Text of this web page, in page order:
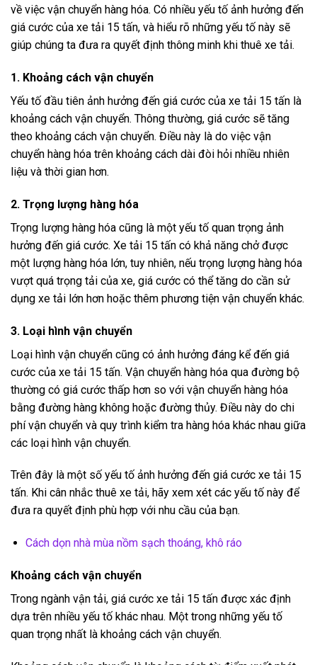
về việc vận chuyển hàng hóa. Có nhiều yếu tố ảnh hưởng đến
giá cước của xe tải 15 tấn, và hiểu rõ những yếu tố này sẽ
giúp chúng ta đưa ra quyết định thông minh khi thuê xe tải.
1. Khoảng cách vận chuyển
Yếu tố đầu tiên ảnh hưởng đến giá cước của xe tải 15 tấn là
khoảng cách vận chuyển. Thông thường, giá cước sẽ tăng
theo khoảng cách vận chuyển. Điều này là do việc vận
chuyển hàng hóa trên khoảng cách dài đòi hỏi nhiều nhiên
liệu và thời gian hơn.
2. Trọng lượng hàng hóa
Trọng lượng hàng hóa cũng là một yếu tố quan trọng ảnh
hưởng đến giá cước. Xe tải 15 tấn có khả năng chở được
một lượng hàng hóa lớn, tuy nhiên, nếu trọng lượng hàng hóa
vượt quá trọng tải của xe, giá cước có thể tăng do cần sử
dụng xe tải lớn hơn hoặc thêm phương tiện vận chuyển khác.
3. Loại hình vận chuyển
Loại hình vận chuyển cũng có ảnh hưởng đáng kể đến giá
cước của xe tải 15 tấn. Vận chuyển hàng hóa qua đường bộ
thường có giá cước thấp hơn so với vận chuyển hàng hóa
bằng đường hàng không hoặc đường thủy. Điều này do chi
phí vận chuyển và quy trình kiểm tra hàng hóa khác nhau giữa
các loại hình vận chuyển.
Trên đây là một số yếu tố ảnh hưởng đến giá cước xe tải 15
tấn. Khi cân nhắc thuê xe tải, hãy xem xét các yếu tố này để
đưa ra quyết định phù hợp với nhu cầu của bạn.
Cách dọn nhà mùa nồm sạch thoáng, khô ráo
Khoảng cách vận chuyển
Trong ngành vận tải, giá cước xe tải 15 tấn được xác định
dựa trên nhiều yếu tố khác nhau. Một trong những yếu tố
quan trọng nhất là khoảng cách vận chuyển.